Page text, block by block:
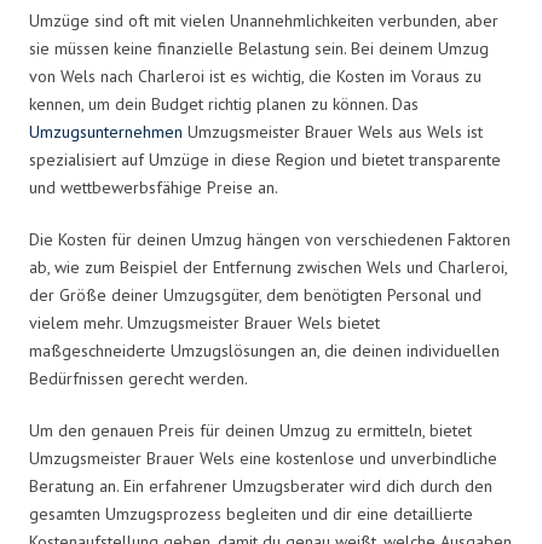
Umzüge sind oft mit vielen Unannehmlichkeiten verbunden, aber
sie müssen keine finanzielle Belastung sein. Bei deinem Umzug
von Wels nach Charleroi ist es wichtig, die Kosten im Voraus zu
kennen, um dein Budget richtig planen zu können. Das
Umzugsunternehmen Umzugsmeister Brauer Wels aus Wels ist
spezialisiert auf Umzüge in diese Region und bietet transparente
und wettbewerbsfähige Preise an.
Die Kosten für deinen Umzug hängen von verschiedenen Faktoren
ab, wie zum Beispiel der Entfernung zwischen Wels und Charleroi,
der Größe deiner Umzugsgüter, dem benötigten Personal und
vielem mehr. Umzugsmeister Brauer Wels bietet
maßgeschneiderte Umzugslösungen an, die deinen individuellen
Bedürfnissen gerecht werden.
Um den genauen Preis für deinen Umzug zu ermitteln, bietet
Umzugsmeister Brauer Wels eine kostenlose und unverbindliche
Beratung an. Ein erfahrener Umzugsberater wird dich durch den
gesamten Umzugsprozess begleiten und dir eine detaillierte